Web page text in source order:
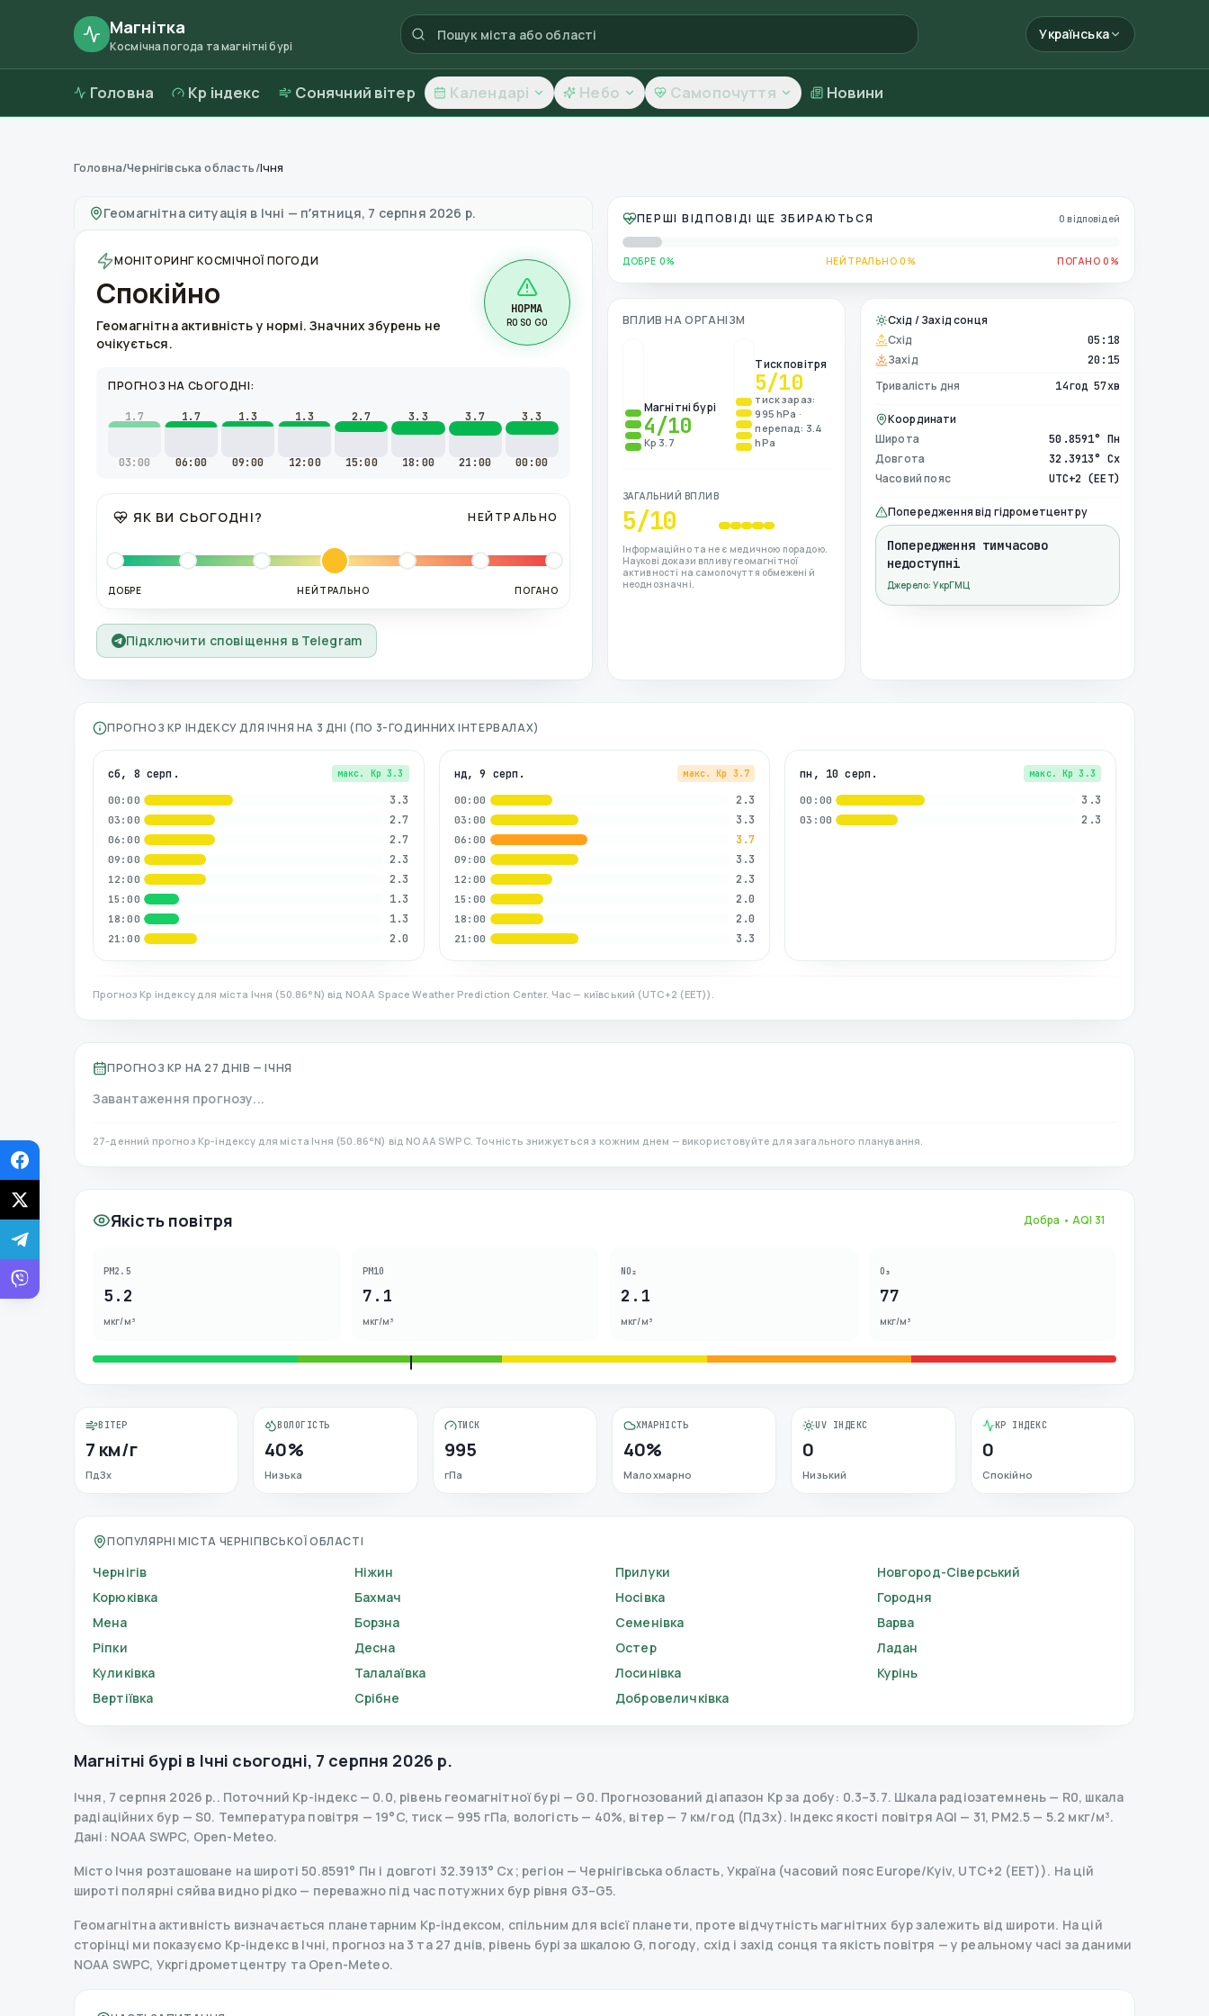
Магнітка
Космічна погода та магнітні бурі
Українська
Головна Kp індекс Сонячний вітер Календарі Небо Самопочуття Новини
Магнітні бурі вІчні—погода та якість повітря
Головна/Чернігівська область/Ічня
Геомагнітна ситуація в Ічні — пʼятниця, 7 серпня 2026 р.
МОНІТОРИНГ КОСМІЧНОЇ ПОГОДИ
Спокійно
Геомагнітна активність у нормі. Значних збурень не
очікується.
НОРМА
R0 S0 G0
ПРОГНОЗ НА СЬОГОДНІ:
1.7
03:00
1.7
06:00
1.3
09:00
1.3
12:00
2.7
15:00
3.3
18:00
3.7
21:00
3.3
00:00
ЯК ВИ СЬОГОДНІ? НЕЙТРАЛЬНО
ДОБРЕ НЕЙТРАЛЬНО ПОГАНО
Підключити сповіщення в Telegram
ПЕРШІ ВІДПОВІДІ ЩЕ ЗБИРАЮТЬСЯ 0 відповідей
ДОБРЕ 0% НЕЙТРАЛЬНО 0% ПОГАНО 0%
ВПЛИВ НА ОРГАНІЗМ
Магнітні бурі
4/10
Kp 3.7
Тиск повітря
5/10
тиск зараз:
995 hPa ·
перепад: 3.4
hPa
ЗАГАЛЬНИЙ ВПЛИВ
5/10
Інформаційно та не є медичною порадою.
Наукові докази впливу геомагнітної
активності на самопочуття обмежені й
неоднозначні.
Схід / Захід сонця
Схід
05:18
Захід 20:15
Тривалість дня 14год 57хв
Координати
Широта
50.8591° Пн
Довгота 32.3913° Сх
Часовий пояс UTC+2 (EET)
Попередження від гідрометцентру
Попередження тимчасово
недоступні
Джерело: УкрГМЦ
ПРОГНОЗ KP ІНДЕКСУ ДЛЯ ІЧНЯ НА 3 ДНІ (ПО 3-ГОДИННИХ ІНТЕРВАЛАХ)
сб, 8 серп. макс. Kp 3.3
00:00 3.3
03:00 2.7
06:00 2.7
09:00 2.3
12:00 2.3
15:00 1.3
18:00 1.3
21:00 2.0
нд, 9 серп. макс. Kp 3.7
00:00 2.3
03:00 3.3
06:00 3.7
09:00 3.3
12:00 2.3
15:00 2.0
18:00 2.0
21:00 3.3
пн, 10 серп. макс. Kp 3.3
00:00 3.3
03:00 2.3
Прогноз Kp індексу для міста Ічня (50.86°N) від NOAA Space Weather Prediction Center. Час — київський (UTC+2 (EET)).
ПРОГНОЗ KP НА 27 ДНІВ — ІЧНЯ
Завантаження прогнозу...
27-денний прогноз Kp-індексу для міста Ічня (50.86°N) від NOAA SWPC. Точність знижується з кожним днем — використовуйте для загального планування.
Якість повітря Добра • AQI 31
PM2.5
5.2
мкг/м³
PM10
7.1
мкг/м³
NO₂
2.1
мкг/м³
O₃
77
мкг/м³
ВІТЕР
7 км/г
ПдЗх
ВОЛОГІСТЬ
40%
Низька
ТИСК
995
гПа
ХМАРНІСТЬ
40%
Малохмарно
UV ІНДЕКС
0
Низький
KP ІНДЕКС
0
Спокійно
ПОПУЛЯРНІ МІСТА ЧЕРНІГІВСЬКОЇ ОБЛАСТІ
Чернігів Ніжин Прилуки
Новгород-Сіверський
Корюківка
Бахмач Носівка
Городня
Мена
Борзна Семенівка
Варва
Ріпки
Десна Остер
Ладан
Куликівка
Талалаївка Лосинівка
Курінь
Вертіївка
Срібне Добровеличківка
Магнітні бурі в Ічні сьогодні, 7 серпня 2026 р.
Ічня, 7 серпня 2026 р.. Поточний Kp-індекс— 0.0, рівень геомагнітної бурі — G0. Прогнозований діапазон Kp за добу: 0.3–3.7. Шкала радіозатемнень — R0, шкала
радіаційних бур — S0. Температура повітря — 19°C, тиск — 995 гПа, вологість — 40%, вітер — 7 км/год (ПдЗх). Індекс якості повітря AQI — 31, PM2.5 — 5.2 мкг/м³.
Дані : NOAA SWPC, Open-Meteo.
Місто Ічня розташоване на широті 50.8591° Пн і довготі 32.3913° Сх; регіон — Чернігівська область, Україна (часовий пояс Europe/Kyiv, UTC+2 (EET)). На цій
широті полярні сяйва видно рідко — переважно під час потужних бур рівня G3–G5.
Геомагнітна активність визначається планетарним Kp-індексом, спільним для всієї планети, проте відчутність магнітних бур залежить від широти. На цій
сторінці ми показуємо Kp-індекс в Ічні, прогноз на 3 та 27 днів, рівень бурі за шкалою G, погоду, схід і захід сонця та якість повітря — у реальному часі за даними
NOAA SWPC, Укргідрометцентру та Open-Meteo.